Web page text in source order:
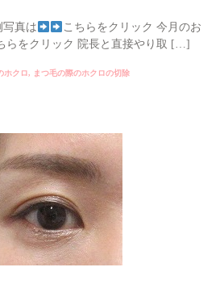
写真は
こちらをクリック 今月のお
らをクリック 院長と直接やり取 […]
ホクロ, まつ毛の際のホクロの切除